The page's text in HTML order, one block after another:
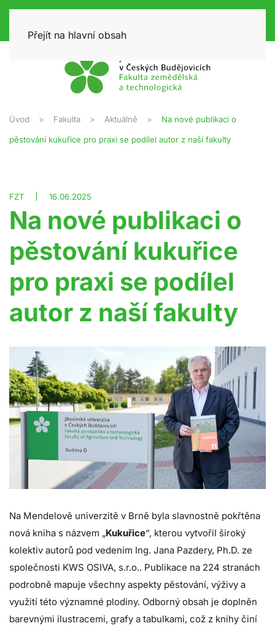
Přejít na hlavní obsah
Úvod Fakulta Aktuálně Na nové publikaci o
pěstování kukuřice pro praxi se podílel autor z naší fakulty
FZT 16.06.2025
Na nové publikaci o
pěstování kukuřice
pro praxi se podílel
autor z naší fakulty
Na Mendelově univerzitě v Brně byla slavnostně pokřtěna
nová kniha s názvem „Kukuřice“, kterou vytvořil široký
kolektiv autorů pod vedením Ing. Jana Pazdery, Ph.D. ze
společnosti KWS OSIVA, s.r.o.. Publikace na 224 stranách
podrobně mapuje všechny aspekty pěstování, výživy a
využití této významné plodiny. Odborný obsah je doplněn
barevnými ilustracemi, grafy a tabulkami, což z knihy činí